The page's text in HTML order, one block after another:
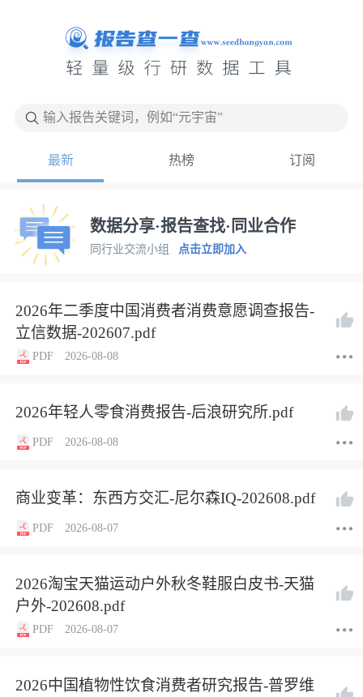
输入报告关键词，例如“元宇宙”
最新 热榜 订阅
数据分享·报告查找·同业合作
同行业交流小组 点击立即加入
2026年二季度中国消费者消费意愿调查报告-
立信数据-202607.pdf
PDF 2026-08-08
2026年轻人零食消费报告-后浪研究所.pdf
PDF 2026-08-08
商业变革：东西方交汇-尼尔森IQ-202608.pdf
PDF 2026-08-07
2026淘宝天猫运动户外秋冬鞋服白皮书-天猫
户外-202608.pdf
PDF 2026-08-07
2026中国植物性饮食消费者研究报告-普罗维